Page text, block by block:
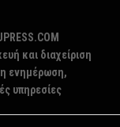
και διαχείριση
ενημέρωση,
υπηρεσίες